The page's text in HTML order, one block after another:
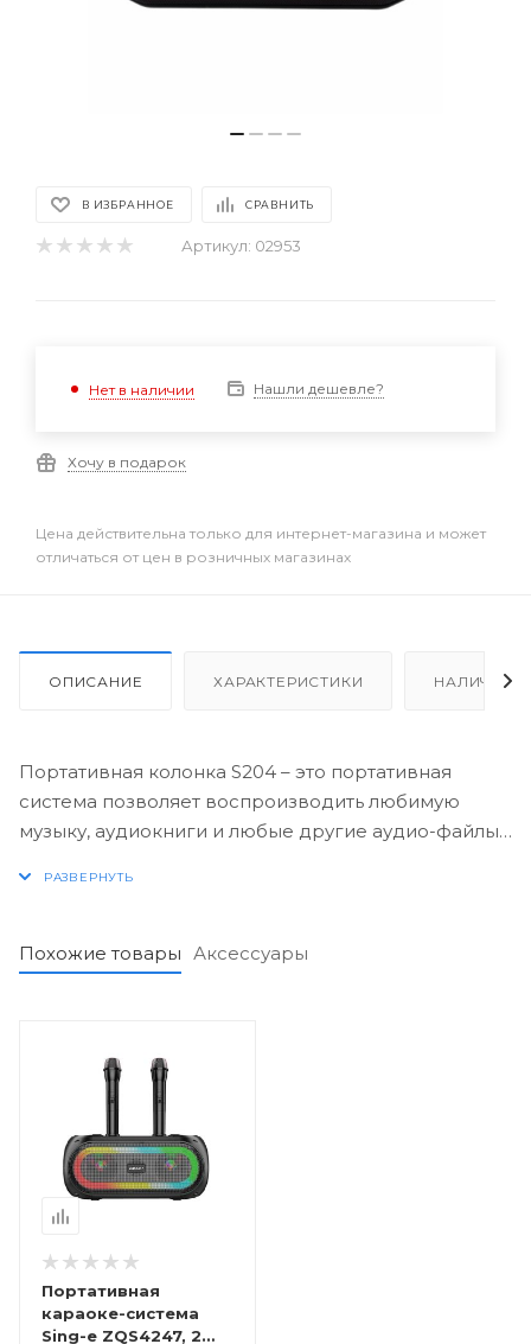
В ИЗБРАННОЕ СРАВНИТЬ
Артикул: 02953
Нет в наличии Нашли дешевле?
Хочу в подарок
Цена действительна только для интернет-магазина и может
отличаться от цен в розничных магазинах
ОПИСАНИЕ ХАРАКТЕРИСТИКИ НАЛИЧИЕ
Портативная колонка S204 – это портативная
система позволяет воспроизводить любимую
музыку, аудиокниги и любые другие аудио-файлы
микрофоном и поддерживает функцию
телефонного разговора. В комплект входят AUX и
Похожие товары Аксессуары
Портативная
караоке-система
Sing-e ZQS4247, 2